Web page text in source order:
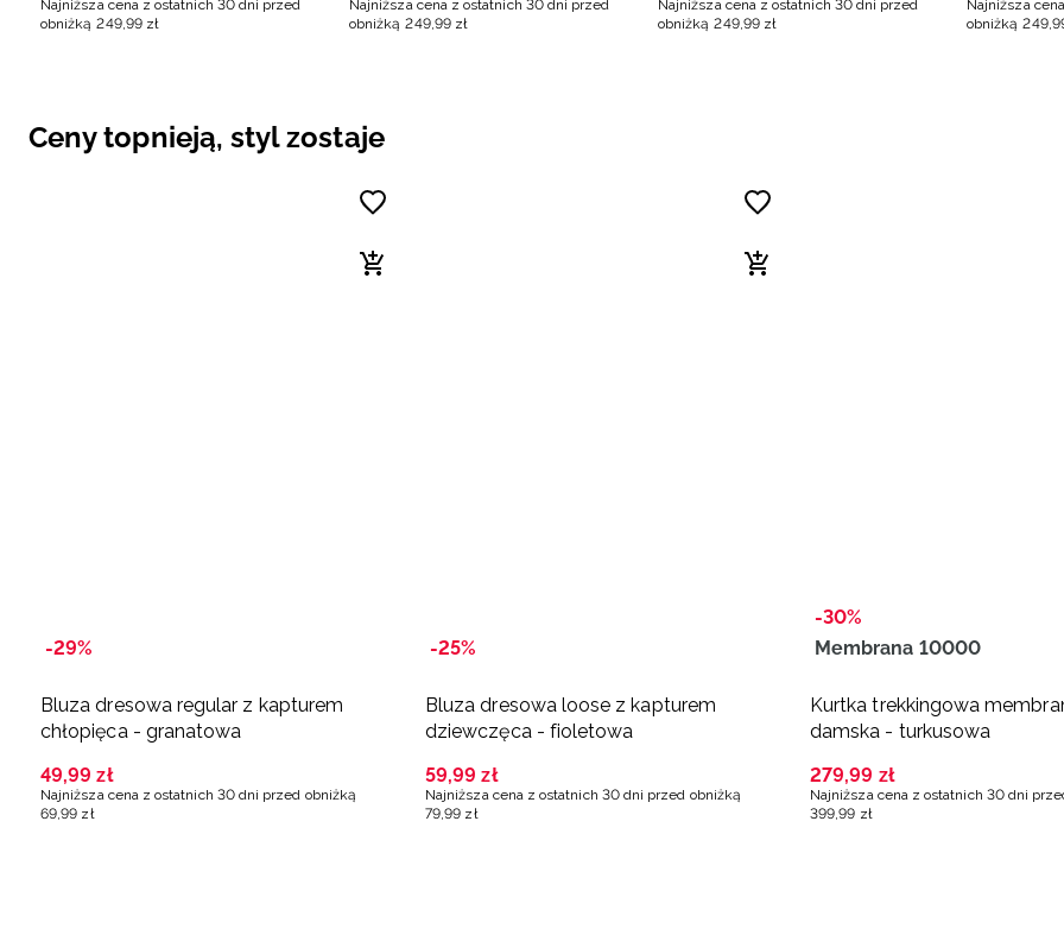
Najniższa cena z ostatnich 30 dni przed
obniżką 249,99 zł
Najniższa cena z ostatnich 30 dni przed
obniżką 249,99 zł
Najniższa cena z ostatnich 30 dni przed
obniżką 249,99 zł
Najniższa
obniżką 249,
Ceny topnieją, styl zostaje
-29%
Bluza dresowa regular z kapturem
chłopięca - granatowa
49,99 zł
Najniższa cena z ostatnich 30 dni przed obniżką
69,99 zł
-25%
Bluza dresowa loose z kapturem
dziewczęca - fioletowa
59,99 zł
Najniższa cena z ostatnich 30 dni przed obniżką
79,99 zł
-30%
Membrana 10000
Kurtka trekkingowa
damska - turkusowa
279,99 zł
Najniższa cena z ostatnich 30 dni
399,99 zł